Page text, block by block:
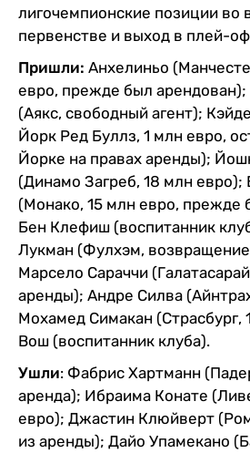
лигочемпионские позиции во
первенстве и выход в плей-
Пришли: Анхелиньо
евро, прежде был
(Аякс, свободный агент);
Йорк Ред Буллз, 1 млн евро,
Йорке на правах аренды);
(Динамо Загреб, 18 млн
(Монако, 15 млн евро, прежде
Бен Клефиш (воспитанник
Лукман (Фулхэм,
Марсело Сараччи
аренды); Андре Силва
Мохамед Симакан
Вош (воспитанник клуба).
Ушли: Фабрис Хартманн
аренда); Ибраима Конате
евро); Джастин Клюйверт
из аренды); Дайо Упамекано